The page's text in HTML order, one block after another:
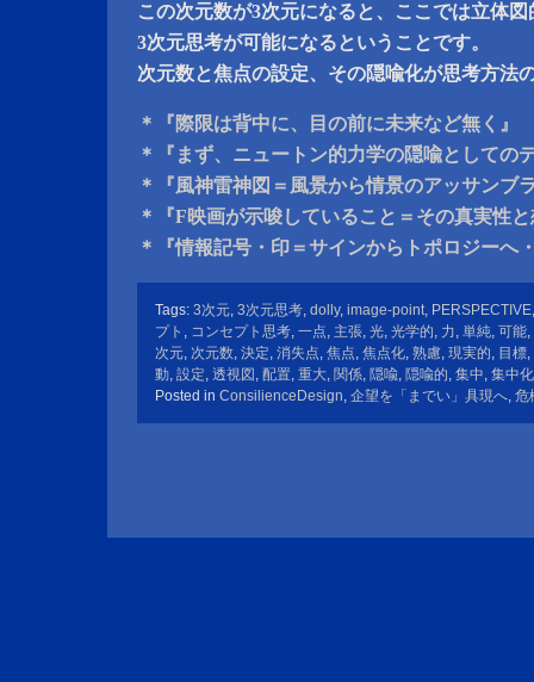
この次元数が3次元になると、ここでは立体図
3次元思考が可能になるということです。
次元数と焦点の設定、その隠喩化が思考方法
＊『際限は背中に、目の前に未来など無く』
＊『まず、ニュートン的力学の隠喩としての
＊『風神雷神図＝風景から情景のアッサンブ
＊『F映画が示唆していること＝その真実性
＊『情報記号・印＝サインからトポロジーへ
Tags: 3次元, 3次元思考, dolly, image-point, PERSPECTIVE
プト , コンセプト思考, 一点, 主張, 光, 光学的, 力, 単純, 可能,
次元, 次元数, 決定, 消失点, 焦点, 焦点化, 熟慮, 現実的, 目標,
動, 設定, 透視図 , 配置, 重大, 関係, 隠喩, 隠喩的, 集中, 集中化
Posted in ConsilienceDesign, 企望を「までい」具現へ, 危